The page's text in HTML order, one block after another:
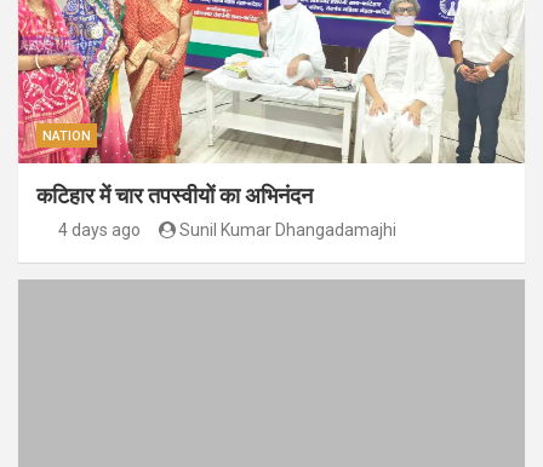
NATION
कटिहार में चार तपस्वीयों का अभिनंदन
4 days ago Sunil Kumar Dhangadamajhi